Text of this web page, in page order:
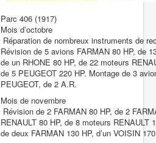
Parc 406 (1917)
Mois d’octobre
Réparation de nombreux instruments de
Révision de 5 avions FARMAN 80 HP, de
de un RHONE 80 HP, de 22 moteurs
de 5 PEUGEOT 220 HP. Montage de 3
PEUGEOT, de 2 A.R.
Mois de novembre
Révision de 2 FARMAN 80 HP, de 2
RENAULT 80 HP, de 8 moteurs RENAULT
de deux FARMAN 130 HP, d’un VOISIN